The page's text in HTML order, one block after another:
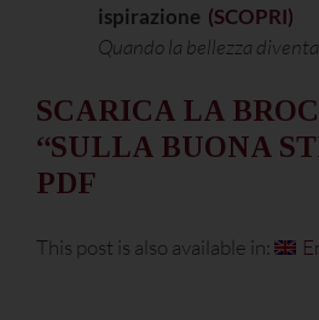
ispirazione (SCOPRI)
Quando la bellezza
SCARICA LA
“SULLA BUONA
PDF
This post is also available in: